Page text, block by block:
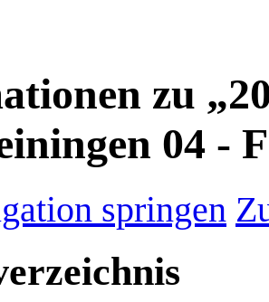
zu
04 -
springen